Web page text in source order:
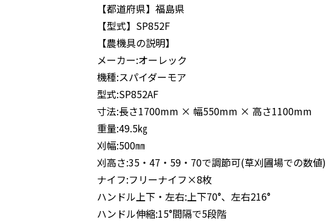
【都道府県】福島県
【型式】 SP852F
【農機具の説明】
メーカー:オーレック
機種:スパイダーモア
型式:SP852AF
寸法:長さ1700mm × 幅550mm × 高さ1100mm
重量:49.5㎏
刈幅:500㎜
刈高さ:35・47・59・70で調節可(草刈圃場での数値)
ナイフ:フリーナイフ×8枚
ハンドル上下・左右:上下70°、左右216°
ハンドル伸縮:15°間隔で5段階